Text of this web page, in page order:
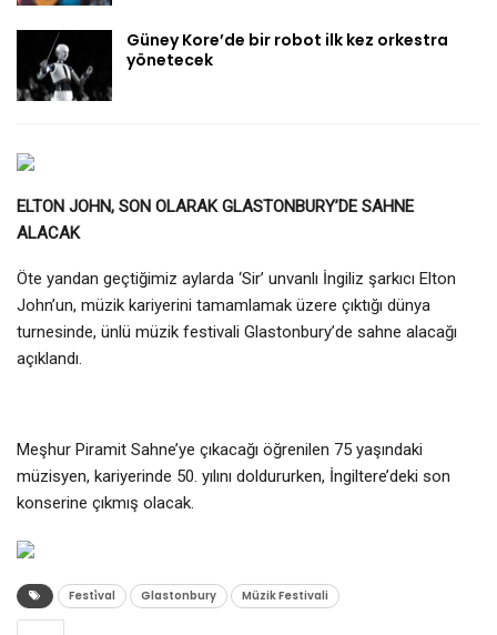
Güney Kore’de bir robot ilk kez orkestra
yönetecek
ELTON JOHN, SON OLARAK GLASTONBURY’DE SAHNE
ALACAK
Öte yandan geçtiğimiz aylarda ‘Sir’ unvanlı İngiliz şarkıcı Elton
John’un, müzik kariyerini tamamlamak üzere çıktığı dünya
turnesinde, ünlü müzik festivali Glastonbury’de sahne alacağı
açıklandı.
Meşhur Piramit Sahne’ye çıkacağı öğrenilen 75 yaşındaki
müzisyen, kariyerinde 50. yılını doldururken, İngiltere’deki son
konserine çıkmış olacak.
Festi̇val Glastonbury Müzik Festivali